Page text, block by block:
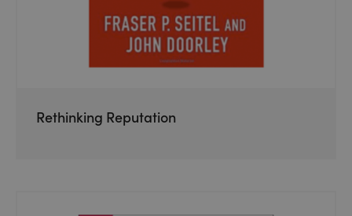
Rethinking Reputation